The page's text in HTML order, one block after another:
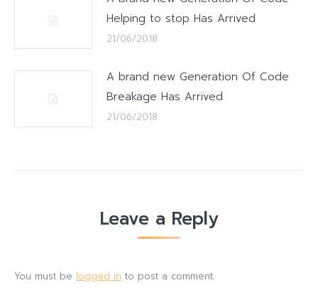
Helping to stop Has Arrived
21/06/2018
A brand new Generation Of Code
Breakage Has Arrived
21/06/2018
Leave a Reply
You must be logged in to post a comment.